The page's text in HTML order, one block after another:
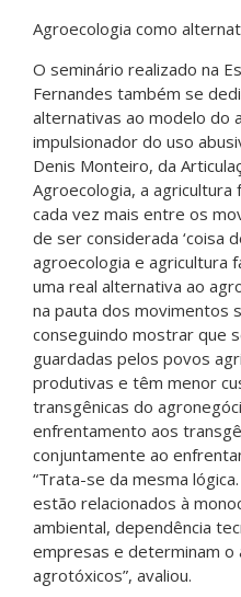
Agroecologia como
O seminário realizado na
Fernandes também se
alternativas ao modelo do
impulsionador do uso
Denis Monteiro, da
Agroecologia, a agricultura
cada vez mais entre os
de ser considerada ‘coisa
agroecologia e agricultura
uma real alternativa ao
na pauta dos movimentos
conseguindo mostrar que
guardadas pelos povos
produtivas e têm menor
transgênicas do
enfrentamento aos
conjuntamente ao
“Trata-se da mesma
estão relacionados à
ambiental, dependência
empresas e determinam o
agrotóxicos”, avaliou.